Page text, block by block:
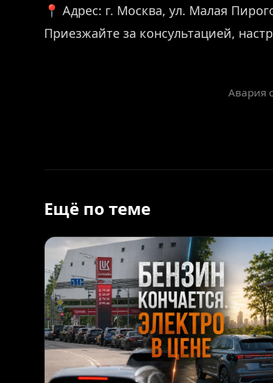
📍 Адрес: г. Москва, ул. Малая
Приезжайте за консультацией,
Авария
Ещё по теме